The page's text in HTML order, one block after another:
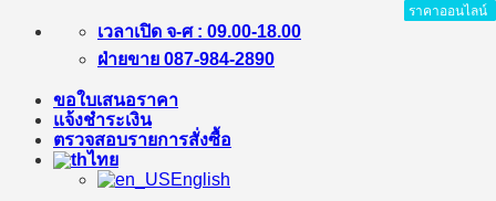
ข้าม
เนื้อหา
เวลาเปิด จ-ศ : 09.00-18.00
ฝ่ายขาย 087-984-2890
ขอใบเสนอราคา
แจ้งชำระเงิน
ตรวจสอบรายการสั่งซื้อ
ไทย
English
ราคาออนไลน์
ราคาออนไลน์
ราคาออนไลน์
ราคาออนไลน์
ราคาออนไลน์
ราคาออนไลน์
ราคาออนไลน์
ราคาออนไลน์